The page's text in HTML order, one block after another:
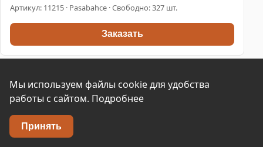
Артикул: 11215 · Pasabahce · Свободно: 327 шт.
Заказать
Мы используем файлы cookie для удобства
работы с сайтом. Подробнее
Принять